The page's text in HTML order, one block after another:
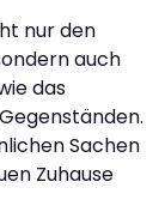
nur den
auch
das
Sachen
Zuhause